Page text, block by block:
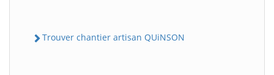
Trouver chantier artisan QUiNSON